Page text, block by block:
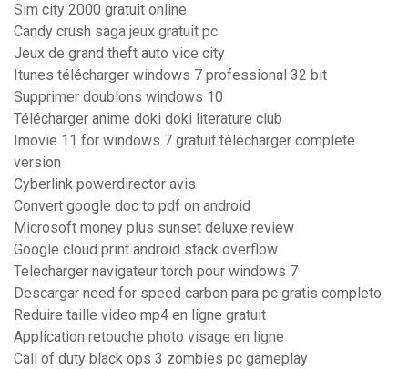
Sim city 2000 gratuit online
Candy crush saga jeux gratuit pc
Jeux de grand theft auto vice city
Itunes télécharger windows 7 professional 32 bit
Supprimer doublons windows 10
Télécharger anime doki doki literature club
Imovie 11 for windows 7 gratuit télécharger complete
version
Cyberlink powerdirector avis
Convert google doc to pdf on android
Microsoft money plus sunset deluxe review
Google cloud print android stack overflow
Telecharger navigateur torch pour windows 7
Descargar need for speed carbon para pc gratis completo
Reduire taille video mp4 en ligne gratuit
Application retouche photo visage en ligne
Call of duty black ops 3 zombies pc gameplay